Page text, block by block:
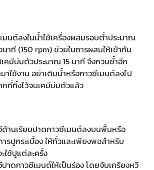
มนต์ลงในน้ำใช้เครื่องผสมรอบต่ำประมาณ
าที (150 rpm) ช่วยในการผสมให้เข้ากัน
เคมีบ่มตัวประมาณ 15 นาที จึงกวนซ้ำอีก
าใช้งาน อย่าเติมน้ำหรือกาวซีเมนต์ลงไป
กที่ทิ้งไว้จนเคมีบ่มตัวแล้ว
ด้านเรียบปาดกาวซีเมนต์ลงบนพื้นหรือ
รปูกระเบื้อง ให้ทั่วและเพียงพอสำหรับ
ใช้ปูแต่ละครั้ง
ปาดกาวซีเมนต์ให้เป็นร่อง โดยจับเกรียงหวี